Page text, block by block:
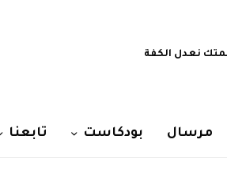
نعدل الكفة
مرسال بودكاست تابعنا